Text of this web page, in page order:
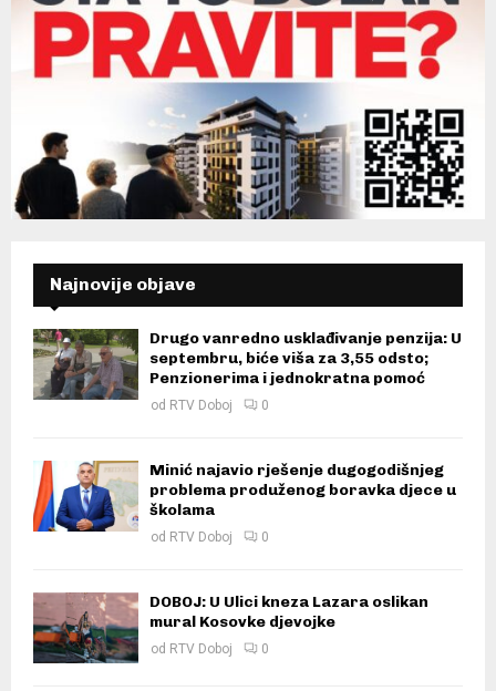
Najnovije objave
Drugo vanredno usklađivanje penzija: U
septembru, biće viša za 3,55 odsto;
Penzionerima i jednokratna pomoć
od RTV Doboj 0
Minić najavio rješenje dugogodišnjeg
problema produženog boravka djece u
školama
od RTV Doboj 0
DOBOJ: U Ulici kneza Lazara oslikan
mural Kosovke djevojke
od RTV Doboj 0